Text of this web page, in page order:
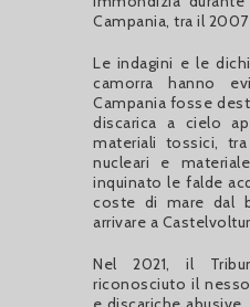
Campania, tra il
Le indagini e le
camorra hanno
Campania fosse
discarica a cielo
materiali tossici,
nucleari e
inquinato le falde
coste di mare dal
arrivare a
Nel 2021, il
riconosciuto il